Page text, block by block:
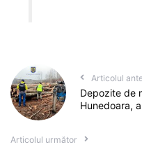
Articolul
Depozite de
Hunedoara,
Articolul următor